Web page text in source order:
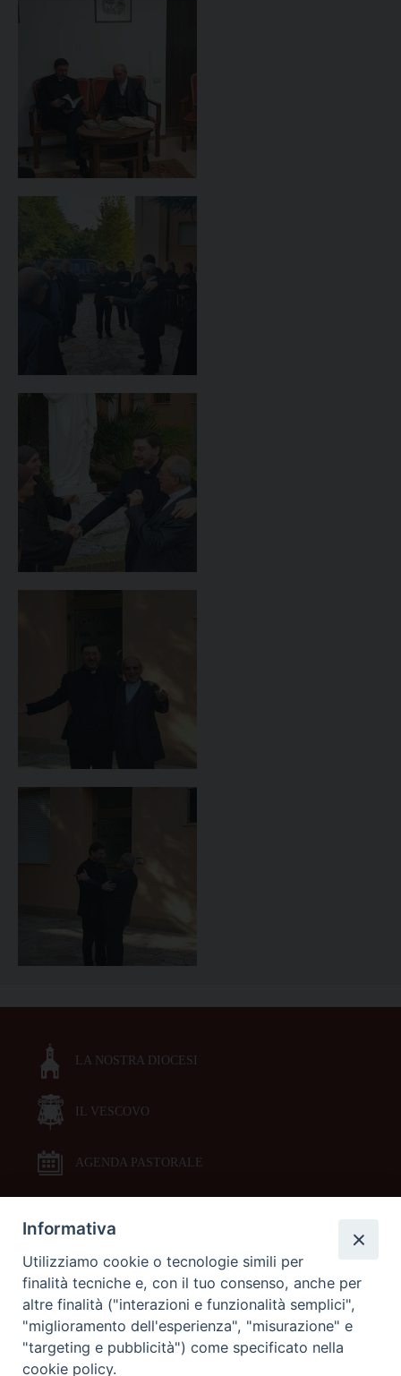
LA NOSTRA DIOCESI
IL VESCOVO
AGENDA PASTORALE
DOCUMENTI PASTORALI
ORARI MESSE
LITURGIA DELLE ORE
Informativa
Utilizziamo cookie o tecnologie simili per
finalità tecniche e, con il tuo consenso, anche per
altre finalità ("interazioni e funzionalità semplici",
"miglioramento dell'esperienza", "misurazione" e
"targeting e pubblicità") come specificato nella
cookie policy.